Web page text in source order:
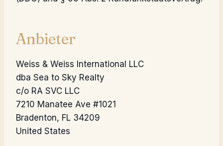
Anbieter
Weiss & Weiss International LLC
dba Sea to Sky Realty
c/o RA SVC LLC
7210 Manatee Ave #1021
Bradenton, FL 34209
United States